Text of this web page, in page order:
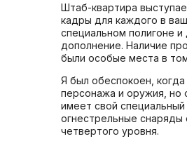
Штаб-квартира
кадры для каждого в
специальном полигоне и
дополнение. Наличие
были особые места в
Я был обеспокоен,
персонажа и оружия, но
имеет свой
огнестрельные снаряды
четвертого уровня.